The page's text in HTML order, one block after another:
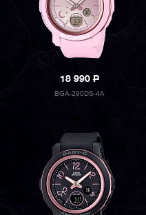
18 990P
BGA-290DS-4A